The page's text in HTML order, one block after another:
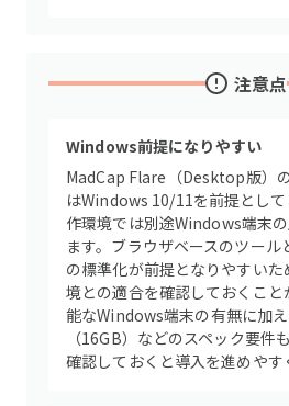
注意点
Windows前提になりやすい
MadCap Flare（Desktop版）
はWindows 10/11を前提とし
作環境では別途Windows端末
ます。ブラウザベースのツール
の標準化が前提となりやすい
境との適合を確認しておくこと
能なWindows端末の有無に加
（16GB）などのスペック要件
確認しておくと導入を進めやす